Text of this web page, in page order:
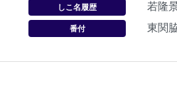
しこ名履歴 若隆
番付 東関